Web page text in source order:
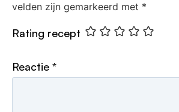
velden zijn gemarkeerd met *
Rating recept
Reactie *